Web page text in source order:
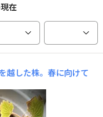
在
越した株。春に向けて